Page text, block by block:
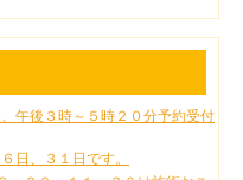
午後３時～５時２０分予約受付
日、３１日です。